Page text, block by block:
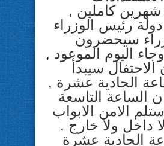
شهرين كاملين ,
رئيس الوزراء
سيحضرون
اليوم الموعود ,
الاحتفال سيبدأ
الحادية عشرة ,
الساعة التاسعة
الامن الابواب
داخل ولا خارج .
الحادية عشرة